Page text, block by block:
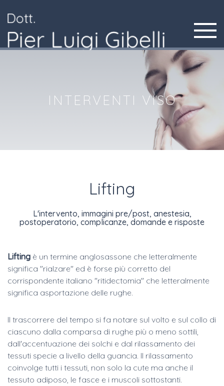
Toggle
INTERVENTI VISO
Lifting
L'intervento, immagini pre/post, anestesia,
postoperatorio, complicanze, domande e risposte
Lifting è un termine anglosassone che letteralmente
significa "rialzare" ed è forse più corretto del
corrispondente italiano "ritidectomia" che letteralmente
significa asportazione delle rughe.
Il trascorrere del tempo si fa notare sul volto e sul collo di
ciascuno dalla comparsa di rughe più o meno sottili,
dall'accentuazione dei solchi e dal rilassamento dei
tessuti specie a livello della guancia. Il rilassamento
coinvolge tutti i tessuti, non solo la cute ma anche il
tessuto adiposo, le fasce e i muscoli sottostanti.